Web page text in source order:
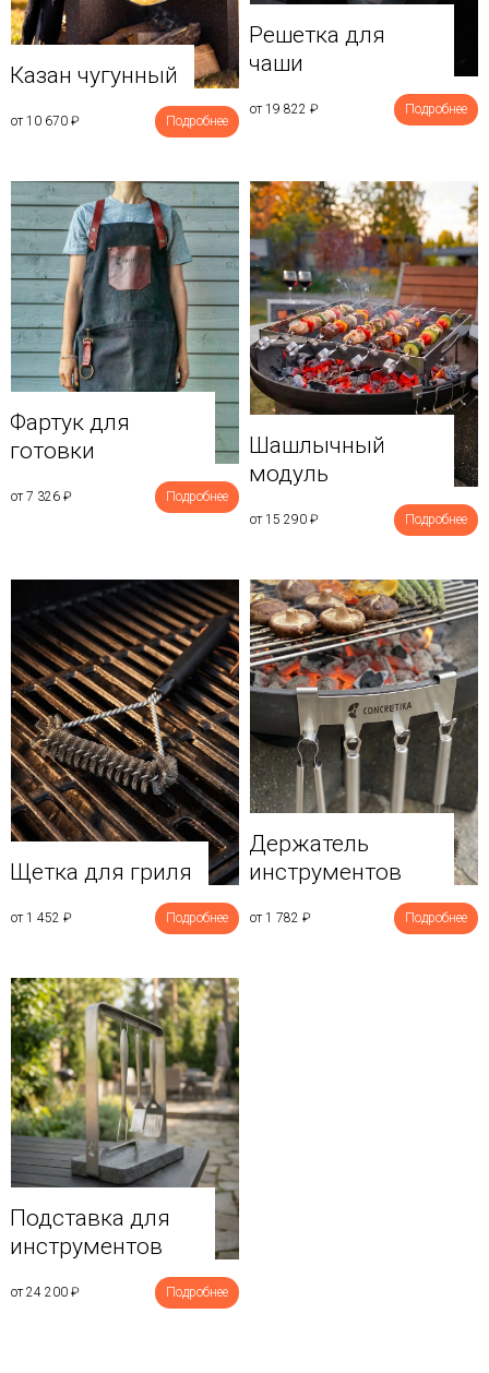
Казан чугунный
от 10 670 ₽ Подробнее
Решетка для
чаши
от 19 822 ₽ Подробнее
Фартук для
готовки
от 7 326 ₽ Подробнее
Шашлычный
модуль
от 15 290 ₽ Подробнее
Щетка для гриля
от 1 452 ₽ Подробнее
Держатель
инструментов
от 1 782 ₽ Подробнее
Подставка для
инструментов
от 24 200 ₽ Подробнее